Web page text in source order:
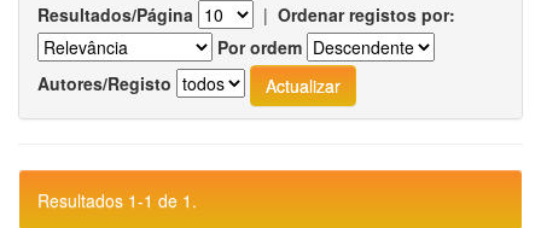
Resultados/Página | Ordenar registos por:
Por ordem
Autores/Registo
Resultados 1-1 de 1.